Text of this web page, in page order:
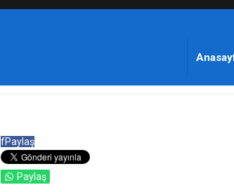
fPaylaş
Paylaş